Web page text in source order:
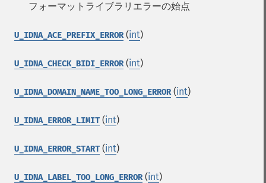
フォーマットライブラリエラーの始点
U_IDNA_ACE_PREFIX_ERROR(int)
U_IDNA_CHECK_BIDI_ERROR(int)
U_IDNA_DOMAIN_NAME_TOO_LONG_ERROR(int)
U_IDNA_ERROR_LIMIT (int)
U_IDNA_ERROR_START (int)
U_IDNA_LABEL_TOO_LONG_ERROR(int)